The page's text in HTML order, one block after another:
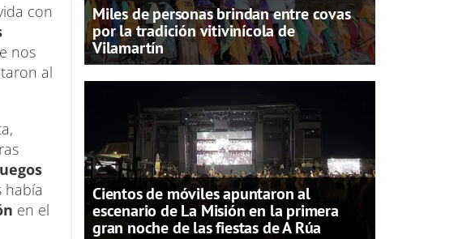
con
nos
al
había
en el
Miles de personas brindan entre covas
por la tradición vitivinícola de
Vilamartín
Cientos de móviles apuntaron al
escenario de La Misión en la primera
gran noche de las fiestas de A Rúa